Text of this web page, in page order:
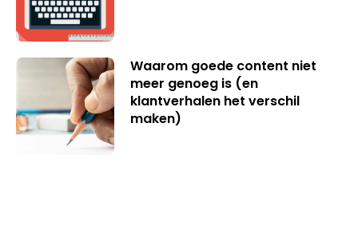
Waarom goede content niet
meer genoeg is (en
klantverhalen het verschil
maken)